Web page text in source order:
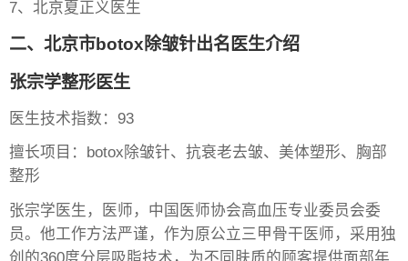
7、北京夏正义医生
二、北京市botox除皱针出名医生介绍
张宗学整形医生
医生技术指数：93
擅长项目：botox除皱针、抗衰老去皱、美体塑形、胸部
整形
张宗学医生，医师，中国医师协会高血压专业委员会委
员。他工作方法严谨，作为原公立三甲骨干医师，采用独